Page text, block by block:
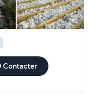
Contacter